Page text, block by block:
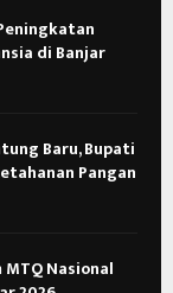
di Banjar
Baru, Bupati
Pangan
Nasional